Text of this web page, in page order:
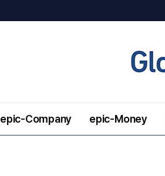
epic-Company epic-Money